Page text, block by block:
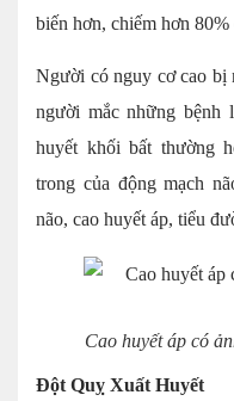
biến hơn, chiếm hơn
Người có nguy cơ cao bị
người mắc những bệnh
huyết khối bất thường
trong của động mạch
não, cao huyết áp, tiểu
Cao huyết áp có
Đột Quỵ Xuất Huyết